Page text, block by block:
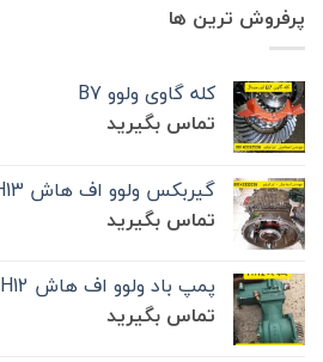
پرفروش ترین ها
کله گاوی ولوو B7
تماس بگیرید
گیربکس ولوو اف هاش FH13
تماس بگیرید
پمپ باد ولوو اف هاش FH12
تماس بگیرید